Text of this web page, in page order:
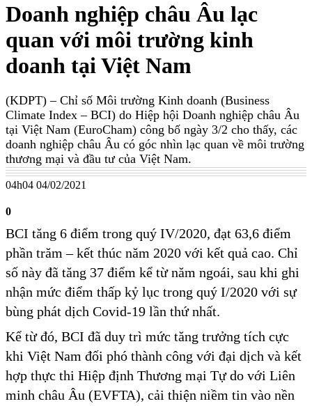
Doanh nghiệp châu Âu lạc
quan với môi trường kinh
doanh tại Việt Nam
(KDPT) – Chỉ số Môi trường Kinh doanh (Business
Climate Index – BCI) do Hiệp hội Doanh nghiệp châu Âu
tại Việt Nam (EuroCham) công bố ngày 3/2 cho thấy, các
doanh nghiệp châu Âu có góc nhìn lạc quan về môi trường
thương mại và đầu tư của Việt Nam.
04h04 04/02/2021
0
BCI tăng 6 điểm trong quý IV/2020, đạt 63,6 điểm
phần trăm – kết thúc năm 2020 với kết quả cao. Chỉ
số này đã tăng 37 điểm kể từ năm ngoái, sau khi ghi
nhận mức điểm thấp kỷ lục trong quý I/2020 với sự
bùng phát dịch Covid-19 lần thứ nhất.
Kể từ đó, BCI đã duy trì mức tăng trưởng tích cực
khi Việt Nam đối phó thành công với đại dịch và kết
hợp thực thi Hiệp định Thương mại Tự do với Liên
minh châu Âu (EVFTA), cải thiện niềm tin vào nền